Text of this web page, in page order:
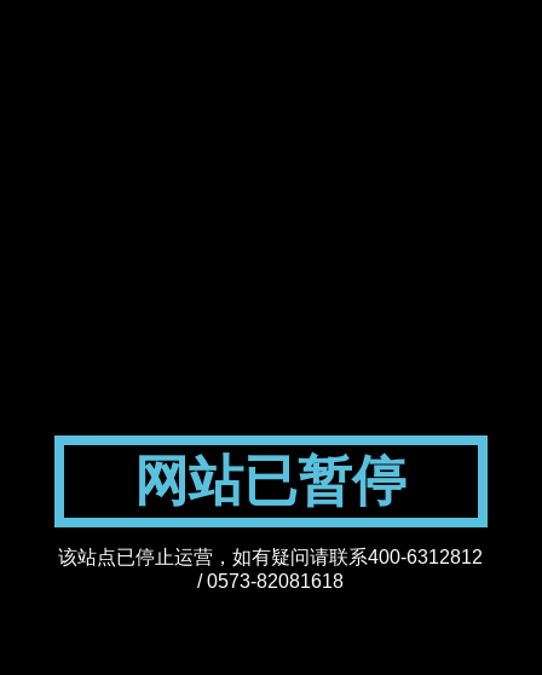
网站已暂停
该站点已停止运营，如有疑问请联系400-6312812
/ 0573-82081618